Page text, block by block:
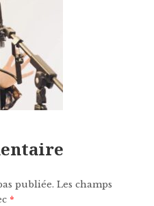
publiée. Les champs
*